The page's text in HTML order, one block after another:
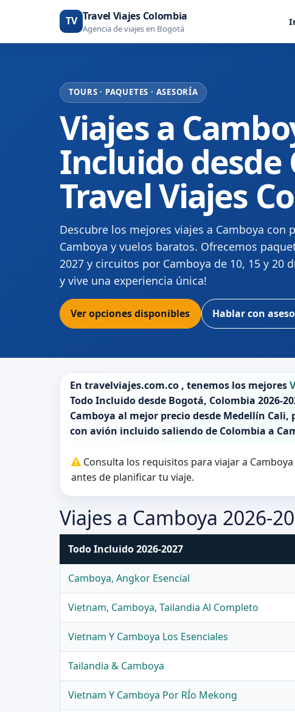
TV Travel Viajes Colombia
Agencia de viajes en Bogotá
TOURS · PAQUETES · ASESORÍA
Viajes a
Incluido desde
Travel Viajes
Descubre los mejores viajes a Camboya
Camboya y vuelos baratos. Ofrecemos
2027 y circuitos por Camboya de 10, 15 y 20
y vive una experiencia única!
Ver opciones disponibles Hablar con
En travelviajes.com.co , tenemos los mejores
Todo Incluido desde Bogotá, Colombia 2026-
Camboya al mejor precio desde Medellín
con avión incluido saliendo de Colombia a
Consulta los requisitos para viajar a
antes de planificar tu viaje.
Viajes a Camboya 2026-
Todo Incluido 2026-2027
Camboya, Angkor Esencial
Vietnam, Camboya, Tailandia Al Completo
Vietnam Y Camboya Los Esenciales
Tailandia & Camboya
Vietnam Y Camboya Por RÍo Mekong